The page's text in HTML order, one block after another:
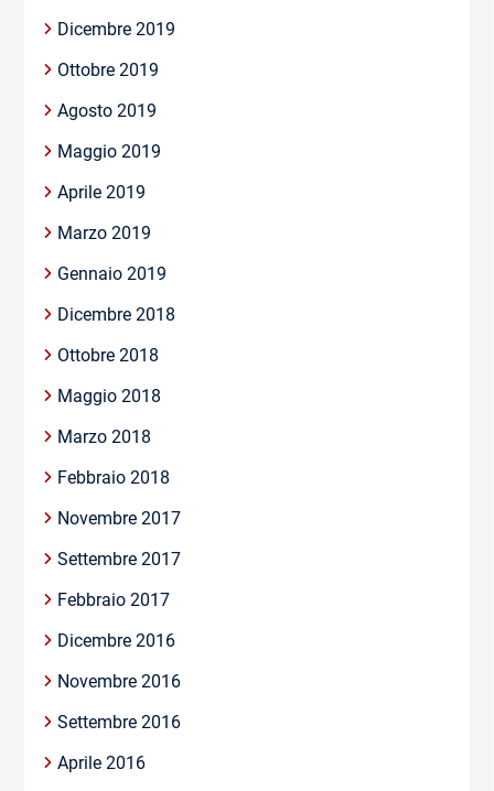
Dicembre 2019
Ottobre 2019
Agosto 2019
Maggio 2019
Aprile 2019
Marzo 2019
Gennaio 2019
Dicembre 2018
Ottobre 2018
Maggio 2018
Marzo 2018
Febbraio 2018
Novembre 2017
Settembre 2017
Febbraio 2017
Dicembre 2016
Novembre 2016
Settembre 2016
Aprile 2016